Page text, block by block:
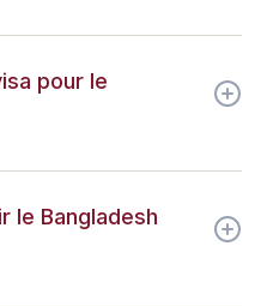
pour le
le Bangladesh